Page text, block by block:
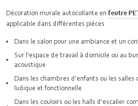
Décoration murale autocollante en feutre
applicable dans différentes pièces
Dans le salon pour une ambiance et un
Sur l'espace de travail à domicile ou au
acoustique
Dans les chambres d'enfants ou les
ludique et fonctionnelle
Dans les couloirs ou les halls d'escalier